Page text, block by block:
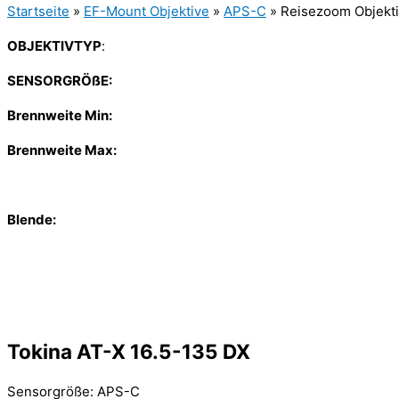
Startseite » EF-Mount Objektive » APS-C » Reisezoom
OBJEKTIVTYP:
SENSORGRÖßE:
Brennweite Min:
Brennweite Max:
Blende:
Tokina AT-X 16.5-135 DX
Sensorgröße: APS-C